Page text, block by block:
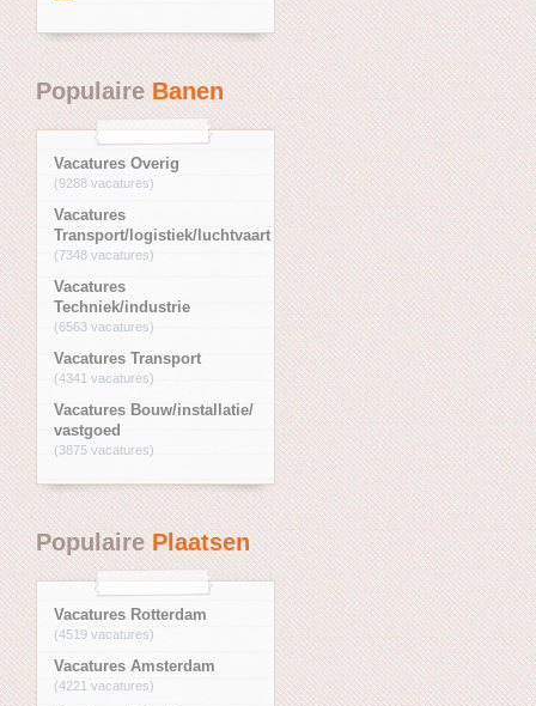
PopulaireBanen
Vacatures Overig
(9288 vacatures)
Vacatures
Transport/logistiek/luchtvaart
(7348 vacatures)
Vacatures
Techniek/industrie
(6563 vacatures)
Vacatures Transport
(4341 vacatures)
Vacatures Bouw/installatie/
vastgoed
(3875 vacatures)
PopulairePlaatsen
Vacatures Rotterdam
(4519 vacatures)
Vacatures Amsterdam
(4221 vacatures)